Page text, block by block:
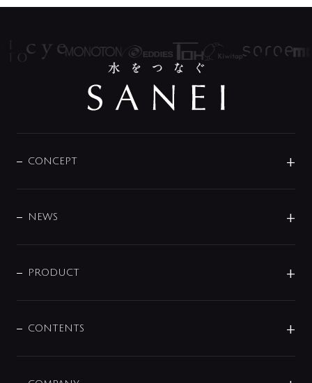
CONCEPT
DESIGN
NEWS
商品に関して
その他
PRODUCT
センサー・タッチ水栓
CONTENTS